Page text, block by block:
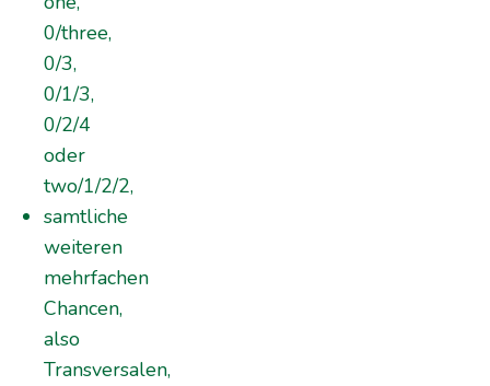
0/three,
0/3,
0/1/3,
0/2/4
oder
two/1/2/2,
samtliche
weiteren
mehrfachen
Chancen,
also
Transversalen,